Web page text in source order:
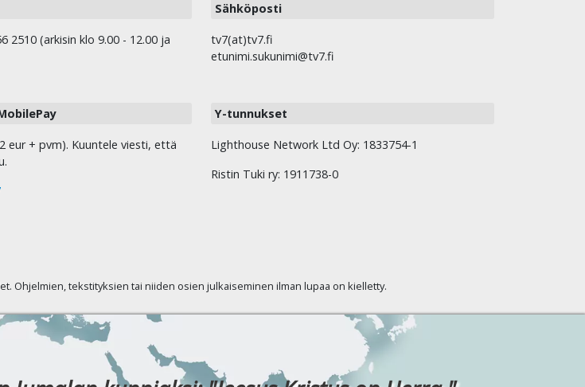
2510 (arkisin klo 9.00 - 12.00 ja
Sähköposti
tv7(at)tv7.fi
etunimi.sukunimi@tv7.fi
eur + pvm). Kuuntele viesti, että
Y-tunnukset
Lighthouse Network Ltd Oy: 1833754-1
Ristin Tuki ry: 1911738-0
Ohjelmien, tekstityksien tai niiden osien julkaiseminen ilman lupaa on kielletty.